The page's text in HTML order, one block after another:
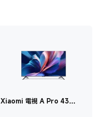
Xiaomi 電視 A Pro 43